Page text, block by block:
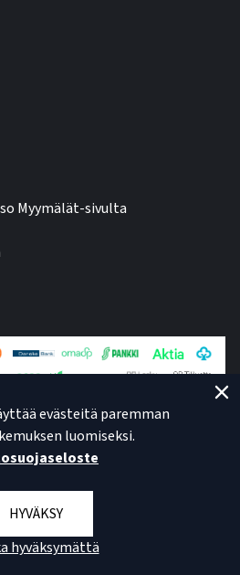
Myymälät-sivulta
evästeitä paremman
luomiseksi.
HYVÄKSY
hyväksymättä